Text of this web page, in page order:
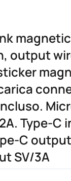
output
Type-C
C
SV/3A